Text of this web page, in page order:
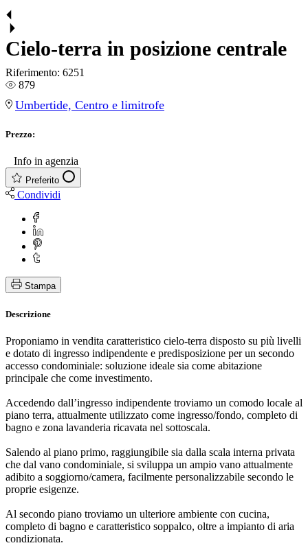
Cielo-terra in posizione centrale
Riferimento: 6251
879
Umbertide, Centro e limitrofe
Prezzo:
Info in agenzia
Preferito
Condividi
Stampa
Descrizione
Proponiamo in vendita caratteristico cielo-terra disposto su più livelli
e dotato di ingresso indipendente e predisposizione per un secondo
accesso condominiale: soluzione ideale sia come abitazione
principale che come investimento.
Accedendo dall’ingresso indipendente troviamo un comodo locale al
piano terra, attualmente utilizzato come ingresso/fondo, completo di
bagno e zona lavanderia ricavata nel sottoscala.
Salendo al piano primo, raggiungibile sia dalla scala interna privata
che dal vano condominiale, si sviluppa un ampio vano attualmente
adibito a soggiorno/camera, facilmente personalizzabile secondo le
proprie esigenze.
Al secondo piano troviamo un ulteriore ambiente con cucina,
completo di bagno e caratteristico soppalco, oltre a impianto di aria
condizionata.